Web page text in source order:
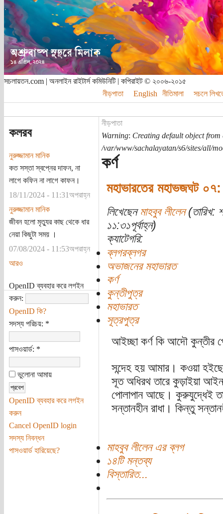
সচলায়তন.com | অনলাইন রাইটার্স কমিউনিটি | কপিরাইট © ২০০৬-২০১৫
নীড়পাতা
English নীতিমালা সচলে
কলরব
নুরুজ্জামান মানিক
কত সস্তা স্বপ্নের দাফন, না
লাগে কফিন না লাগে কাফন।
18/11/2024 - 11:31অপরাহ্ন
নুরুজ্জামান মানিক
জীবন হলো মৃত্যুর কাছ থেকে ধার
নেয়া কিছুটা সময় ।
07/08/2024 - 11:53অপরাহ্ন
আরও
OpenID ব্যবহার করে লগইন
করুন:
OpenID কি?
সদস্য পরিচয়: *
পাসওয়ার্ড: *
ভুলোনা আমায়
OpenID ব্যবহার করে লগইন
করুন
Cancel OpenID login
সদস্য নিবন্ধন
পাসওয়ার্ড হারিয়েছে?
নীড়পাতা
Warning: Creating default object from
/var/www/sachalayatan/s6/sites/all/
কর্ণ
মহাভারতের মহাভজঘট ০৭:
লিখেছেন মাহবুব লীলেন(তারিখ:
১১:৩১পূর্বাহ্ন)
ক্যাটেগরি:
ব্লগরব্লগর
অভাজনের মহাভারত
কর্ণ
কুন্তীপুত্র
মহাভারত
সূত্রপুত্র
আইচ্ছা কর্ণ কি আদৌ কুন্তীর
সন্দেহ হয় আমার। কওয়া হইছে
সূত অধিরথ তারে কুড়াইয়া
পোলাপান আছে। কুরুযুদ্ধেই
সন্তানহীন রাধা। কিন্তু
মাহবুব লীলেন এর ব্লগ
১৪টি মন্তব্য
বিস্তারিত...